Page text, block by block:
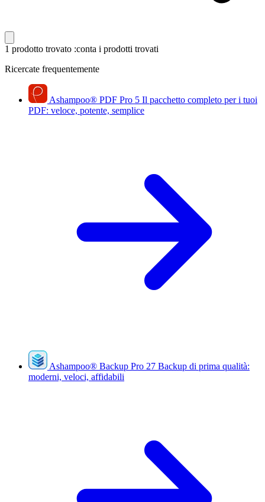
1 prodotto trovato :conta i prodotti trovati
Ricercate frequentemente
Ashampoo® PDF Pro 5 Il pacchetto completo per i tuoi
PDF: veloce, potente, semplice
Ashampoo® Backup Pro 27 Backup di prima qualità:
moderni, veloci, affidabili